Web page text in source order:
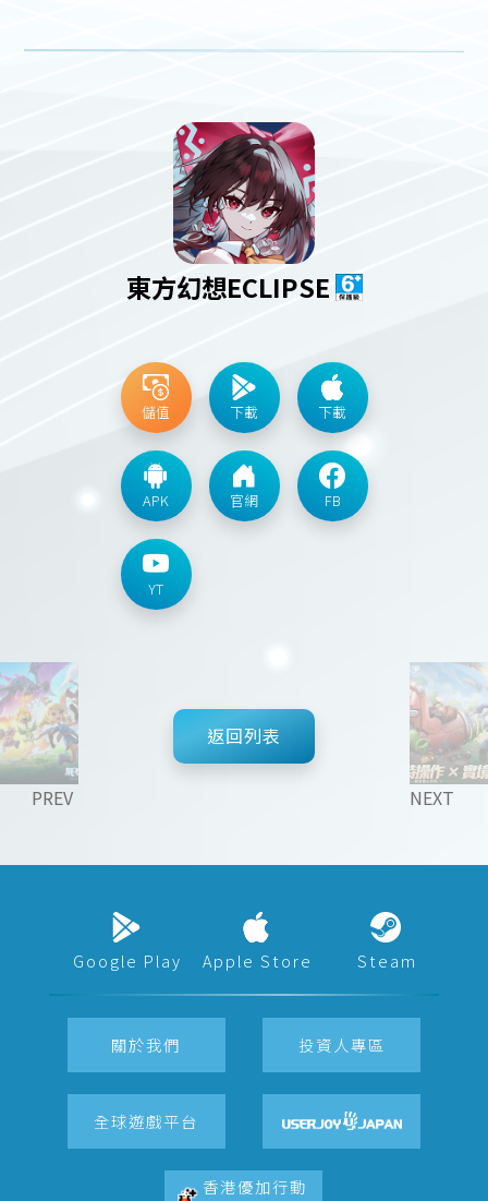
東方幻想ECLIPSE
儲值 下載 下載
APK 官網 FB
YT
PREV
返回列表
NEXT
Google Play Apple Store Steam
關於我們 投資人專區
全球遊戲平台
香港優加行動